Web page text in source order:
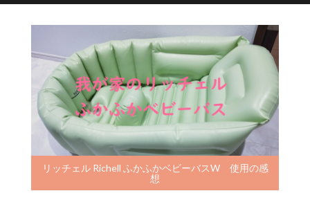
リッチェル Richell ふかふかベビーバスW 使用の感
想